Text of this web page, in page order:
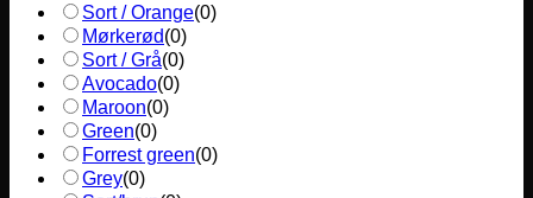
Sort / Orange(0)
Mørkerød(0)
Sort / Grå(0)
Avocado(0)
Maroon(0)
Green(0)
Forrest green(0)
Grey(0)